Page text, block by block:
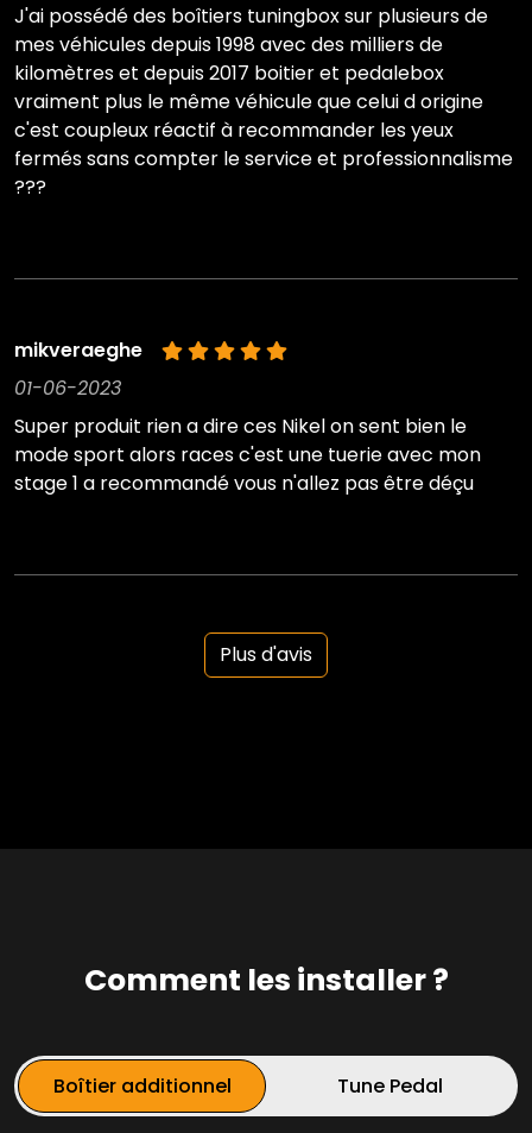
J'ai possédé des boîtiers tuningbox sur plusieurs de
mes véhicules depuis 1998 avec des milliers de
kilomètres et depuis 2017 boitier et pedalebox
vraiment plus le même véhicule que celui d origine
c'est coupleux réactif à recommander les yeux
fermés sans compter le service et professionnalisme
???
mikveraeghe
01-06-2023
Super produit rien a dire ces Nikel on sent bien le
mode sport alors races c'est une tuerie avec mon
stage 1 a recommandé vous n'allez pas être déçu
Plus d'avis
Comment les installer ?
Boîtier additionnel Tune Pedal